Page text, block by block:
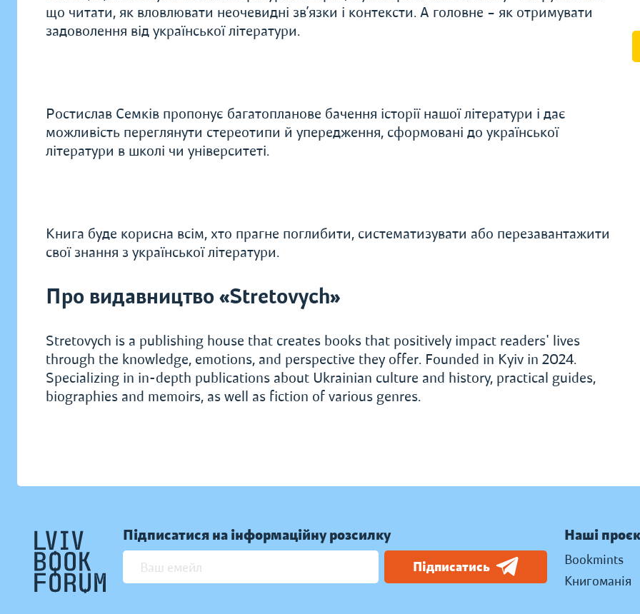
що читати, як вловлювати неочевидні зв’язки і контексти. А головне – як отримувати
задоволення від української літератури.
Ростислав Семків пропонує багатопланове бачення історії нашої літератури і дає
можливість переглянути стереотипи й упередження, сформовані до української
літератури в школі чи університеті.
Книга буде корисна всім, хто прагне поглибити, систематизувати або перезавантажити
свої знання з української літератури.
Про видавництво «Stretovych»
Stretovych is a publishing house that creates books that positively impact readers' lives
through the knowledge, emotions, and perspective they offer. Founded in Kyiv in 2024.
Specializing in in-depth publications about Ukrainian culture and history, practical guides,
biographies and memoirs, as well as fiction of various genres.
Підписатися на інформаційну розсилку
Підписатись
Наші
Bookmints
Книгоманія